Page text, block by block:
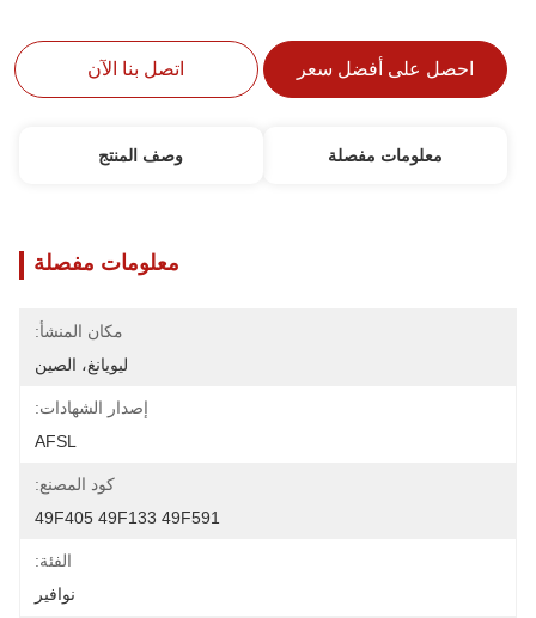
احصل على أفضل سعر اتصل بنا الآن
معلومات مفصلة وصف المنتج
معلومات مفصلة
مكان المنشأ:
ليويانغ، الصين
إصدار الشهادات:
AFSL
كود المصنع:
49F405 49F133 49F591
الفئة:
نوافير